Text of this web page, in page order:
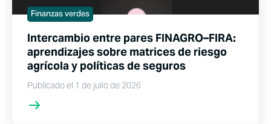
Finanzas verdes
Intercambio entre pares FINAGRO–FIRA:
aprendizajes sobre matrices de riesgo
agrícola y políticas de seguros
Publicado el 1 de julio de 2026